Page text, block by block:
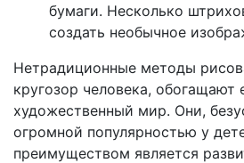
бумаги. Несколько
создать необычное
Нетрадиционные методы
кругозор человека, обогащают
художественный мир. Они,
огромной популярностью у
преимуществом является